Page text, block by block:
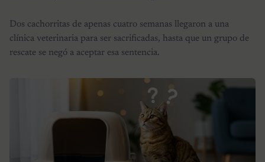
Dos cachorritas de apenas cuatro semanas llegaron a una
clínica veterinaria para ser sacrificadas, hasta que un grupo de
rescate se negó a aceptar esa sentencia.